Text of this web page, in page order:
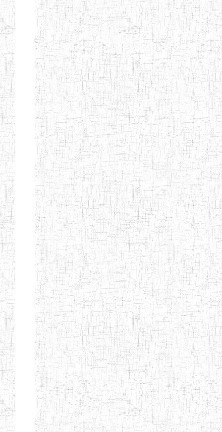
Afficher Page 13 sur 13 Total: 307
Début Préc. 4 5 6 7 8
9
13
Suivant Fin
MAMFE
GBTTC
KUMBA
25/08/1978 ENIEG Public
GTTTC
KUMBA
13/08/2013 ENIET Public
GTTC AKWA-
BAKASSI
27/08/2013 ENIEG Public
GTTC
MUNDEMBA
01/08/1997 ENIEG Public
Etablissements
d'enseignement
secondaire
technique
et
professionnel